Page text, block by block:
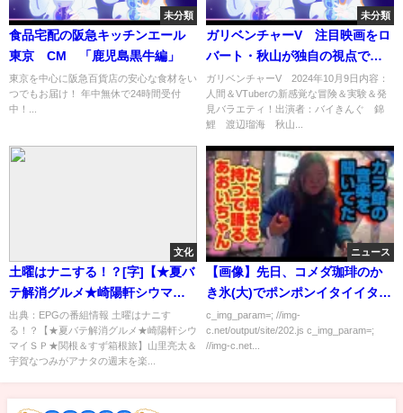
未分類
食品宅配の阪急キッチンエール
東京 CM 「鹿児島黒牛編」
東京を中心に阪急百貨店の安心な食材をい
つでもお届け！ 年中無休で24時間受付
中！...
未分類
ガリベンチャーV 注目映画をロ
バート・秋山が独自の視点で語
る ほか 10月9日
ガリベンチャーV 2024年10月9日内容：
人間＆VTuberの新感覚な冒険＆実験＆発
見バラエティ！出演者：バイきんぐ 錦
鯉 渡辺瑠海 秋山...
文化
土曜はナニする！？[字]【★夏バ
テ解消グルメ★崎陽軒シウマイ
ＳＰ★関根＆すず箱根旅】…の
番組内容解析まとめ
出典：EPGの番組情報 土曜はナニす
る！？【★夏バテ解消グルメ★崎陽軒シウ
マイＳＰ★関根＆すず箱根旅】山里亮太＆
宇賀なつみがアナタの週末を楽...
ニュース
【画像】先日、コメダ珈琲のか
き氷(大)でポンポンイタイイタイ
になった者だが、今日は(小)に挑
戦
c_img_param=; //img-
c.net/output/site/202.js c_img_param=;
//img-c.net...